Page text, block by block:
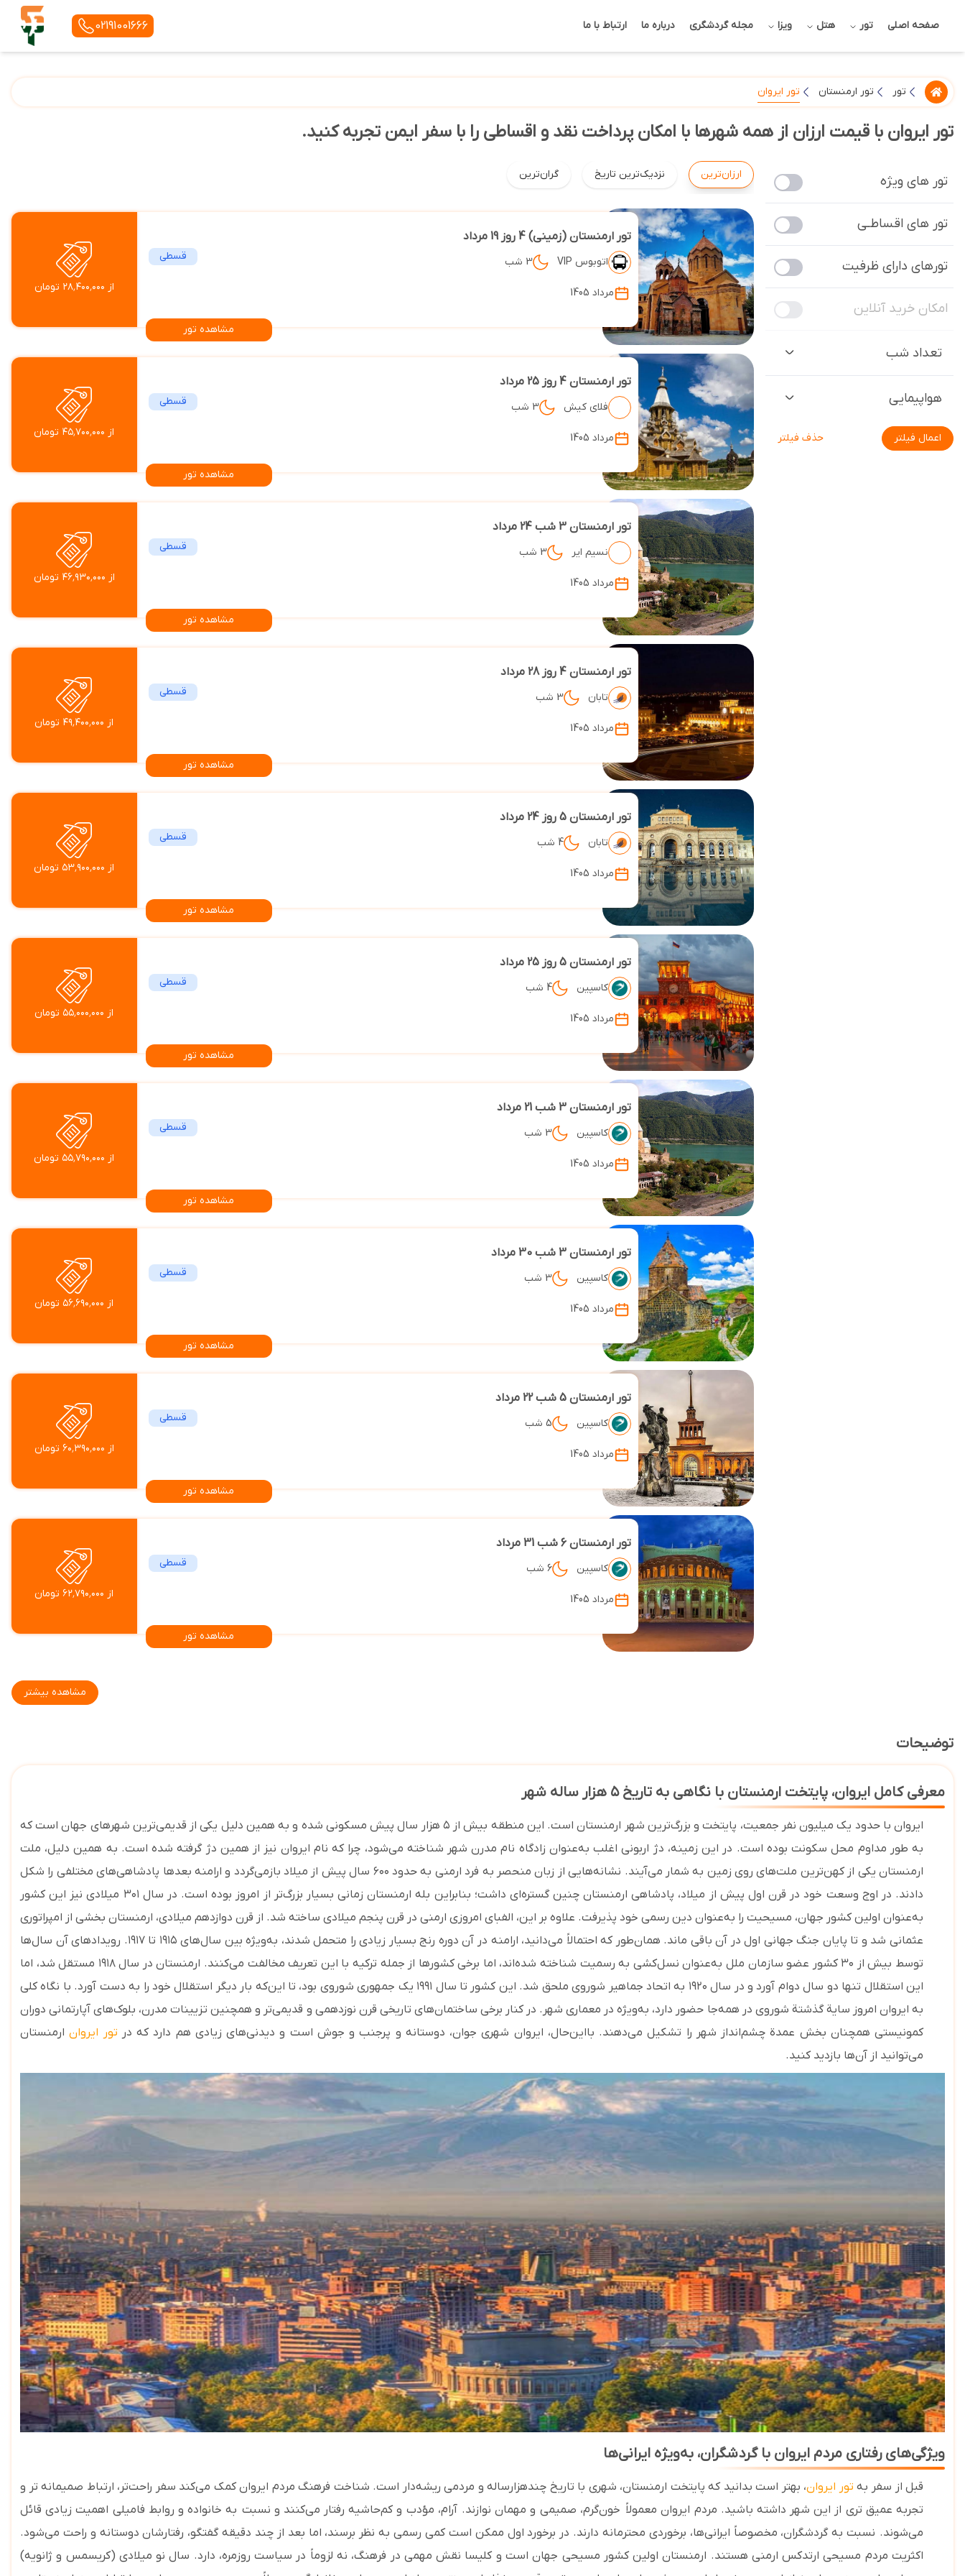
صفحه اصلی تور هتل ویزا مجله گردشگری درباره ما ارتباط با ما 02191001666
تور تور ارمنستان تور ایروان
تور ایروان با قیمت ارزان از همه شهرها با امکان پرداخت نقد و اقساطی را با سفر ایمن تجربه کنید.
تور های ویژه
تور های اقساطـی
تورهای دارای ظرفیت
امکان خرید آنلاین
تعداد شب
هواپیمایی
اعمال فیلتر حذف فیلتر
ارزان‌ترین نزدیک‌ترین تاریخ گران‌ترین
تور ارمنستان (زمینی) 4 روز 19 مرداد
اتوبوس VIP 3 شب قسطی
مرداد 1405
مشاهده تور
از ۲۸٬۴۰۰٬۰۰۰ تومان
تور ارمنستان 4 روز 25 مرداد
فلای کیش 3 شب قسطی
مرداد 1405
مشاهده تور
از ۴۵٬۷۰۰٬۰۰۰ تومان
تور ارمنستان 3 شب 24 مرداد
نسیم ایر 3 شب قسطی
مرداد 1405
مشاهده تور
از ۴۶٬۹۳۰٬۰۰۰ تومان
تور ارمنستان 4 روز 28 مرداد
تابان 3 شب قسطی
مرداد 1405
مشاهده تور
از ۴۹٬۴۰۰٬۰۰۰ تومان
تور ارمنستان 5 روز 24 مرداد
تابان 4 شب قسطی
مرداد 1405
مشاهده تور
از ۵۳٬۹۰۰٬۰۰۰ تومان
تور ارمنستان 5 روز 25 مرداد
کاسپین 4 شب قسطی
مرداد 1405
مشاهده تور
از ۵۵٬۰۰۰٬۰۰۰ تومان
تور ارمنستان 3 شب 21 مرداد
کاسپین 3 شب قسطی
مرداد 1405
مشاهده تور
از ۵۵٬۷۹۰٬۰۰۰ تومان
تور ارمنستان 3 شب 30 مرداد
کاسپین 3 شب قسطی
مرداد 1405
مشاهده تور
از ۵۶٬۶۹۰٬۰۰۰ تومان
تور ارمنستان 5 شب 22 مرداد
کاسپین 5 شب قسطی
مرداد 1405
مشاهده تور
از ۶۰٬۳۹۰٬۰۰۰ تومان
تور ارمنستان 6 شب 31 مرداد
کاسپین 6 شب قسطی
مرداد 1405
مشاهده تور
از ۶۲٬۷۹۰٬۰۰۰ تومان
مشاهده بیشتر
توضیحات
معرفی کامل ایروان، پایتخت ارمنستان با نگاهی به تاریخ۵ هزار ساله شهر
ایروان با حدود یک میلیون نفر جمعیت، پایتخت و بزرگ‌ترین شهر ارمنستان است. این منطقه بیش از ۵ هزار سال پیش مسکونی شده و به همین دلیل یکی از قدیمی‌ترین شهرهای جهان است که
به طور مداوم محل سکونت بوده است. در این زمینه، دژ اربونی اغلب به‌عنوان زادگاه نام مدرن شهر شناخته می‌شود، چرا که نام ایروان نیز از همین دژ گرفته شده است. به همین دلیل، ملت
ارمنستان یکی از کهن‌ترین ملت‌های روی زمین به شمار می‌آیند. نشانه‌هایی از زبان منحصر به ‌فرد ارمنی به حدود ۶۰۰ سال پیش از میلاد بازمی‌گردد و ارامنه بعدها پادشاهی‌های مختلفی را شکل
دادند. در اوج وسعت خود در قرن اول پیش از میلاد، پادشاهی ارمنستان چنین گستره‌ای داشت؛ بنابراین بله ارمنستان زمانی بسیار بزرگ‌تر از امروز بوده است. در سال ۳۰۱ میلادی نیز این کشور
به‌عنوان اولین کشور جهان، مسیحیت را به‌عنوان دین رسمی خود پذیرفت. علاوه بر این، الفبای امروزی ارمنی در قرن پنجم میلادی ساخته شد. از قرن دوازدهم میلادی، ارمنستان بخشی از امپراتوری
عثمانی شد و تا پایان جنگ جهانی اول در آن باقی ماند. همان‌طور که احتمالاً می‌دانید، ارامنه در آن دوره رنج بسیار زیادی را متحمل شدند، به‌ویژه بین سال‌های ۱۹۱۵ تا ۱۹۱۷. رویدادهای آن سال‌ها
توسط بیش از ۳۰ کشور عضو سازمان ملل به‌عنوان نسل‌کشی به رسمیت شناخته شده‌اند، اما برخی کشورها از جمله ترکیه با این تعریف مخالفت می‌کنند. ارمنستان در سال ۱۹۱۸ مستقل شد، اما
این استقلال تنها دو سال دوام آورد و در سال ۱۹۲۰ به اتحاد جماهیر شوروی ملحق شد. این کشور تا سال ۱۹۹۱ یک جمهوری شوروی بود، تا این‌که بار دیگر استقلال خود را به دست آورد. با نگاه کلی
به ایروان امروز سایة گذشتة شوروی در همه‌جا حضور دارد، به‌ویژه در معماری شهر. در کنار برخی ساختمان‌های تاریخی قرن نوزدهمی و قدیمی‌تر و همچنین تزیینات مدرن، بلوک‌های آپارتمانی دوران
کمونیستی همچنان بخش عمدة چشم‌انداز شهر را تشکیل می‌دهند. بااین‌حال، ایروان شهری جوان، دوستانه و پرجنب‌ و جوش است و دیدنی‌های زیادی هم دارد که در تور ایروانارمنستان
می‌توانید از آن‌ها بازدید کنید.
ویژگی‌های رفتاری مردم ایروان با گردشگران، به‌ویژه ایرانی‌ها
قبل از سفر به تور ایروان، بهتر است بدانید که پایتخت ارمنستان، شهری با تاریخ چندهزارساله و مردمی ریشه‌دار است. شناخت فرهنگ مردم ایروان کمک می‌کند سفر راحت‌تر، ارتباط صمیمانه‌ تر و
تجربه عمیق‌ تری از این شهر داشته باشید. مردم ایروان معمولاً خون‌گرم، صمیمی و مهمان‌ نوازند. آرام، مؤدب و کم‌حاشیه رفتار می‌کنند و نسبت به خانواده و روابط فامیلی اهمیت زیادی قائل
می‌شوند. نسبت به گردشگران، مخصوصاً ایرانی‌ها، برخوردی محترمانه دارند. در برخورد اول ممکن است کمی رسمی به نظر برسند، اما بعد از چند دقیقه گفتگو، رفتارشان دوستانه و راحت می‌شود.
اکثریت مردم مسیحی ارتدکس ارمنی هستند. ارمنستان اولین کشور مسیحی جهان است وکلیسا نقش مهمی در فرهنگ، نه لزوماً در سیاست روزمره، دارد. سال نو میلادی (کریسمس و ژانویه)